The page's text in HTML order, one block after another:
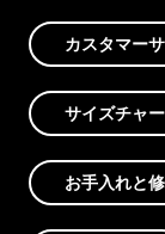
カスタマー
サイズチャ
お手入れと